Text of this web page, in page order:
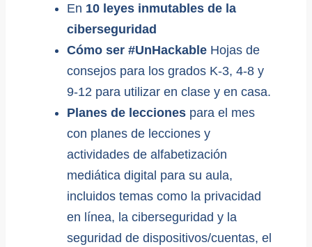
En 10 leyes inmutables de la
ciberseguridad
Cómo ser #UnHackable Hojas de
consejos para los grados K-3, 4-8 y
9-12 para utilizar en clase y en casa.
Planes de lecciones para el mes
con planes de lecciones y
actividades de alfabetización
mediática digital para su aula,
incluidos temas como la privacidad
en línea, la ciberseguridad y la
seguridad de dispositivos/cuentas, el